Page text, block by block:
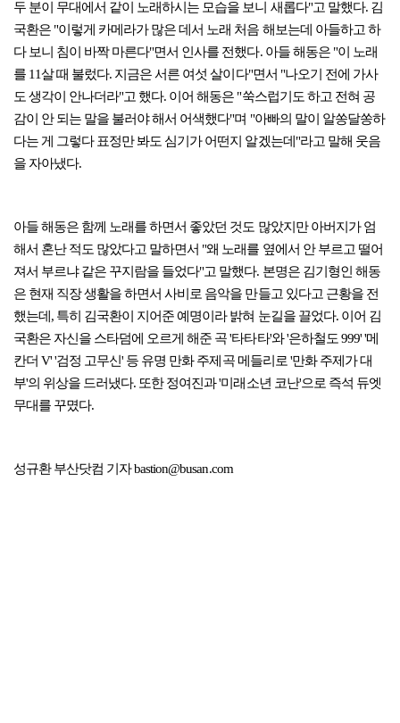
두 분이 무대에서 같이 노래하시는 모습을 보니 새롭다"고 말했다. 김
국환은 "이렇게 카메라가 많은 데서 노래 처음 해보는데 아들하고 하
다 보니 침이 바짝 마른다"면서 인사를 전했다. 아들 해동은 "이 노래
를 11살 때 불렀다. 지금은 서른 여섯 살이다"면서 "나오기 전에 가사
도 생각이 안나더라"고 했다. 이어 해동은 "쑥스럽기도 하고 전혀 공
감이 안 되는 말을 불러야 해서 어색했다"며 "아빠의 말이 알쏭달쏭하
다는 게 그렇다 표정만 봐도 심기가 어떤지 알겠는데"라고 말해 웃음
을 자아냈다.
아들 해동은 함께 노래를 하면서 좋았던 것도 많았지만 아버지가 엄
해서 혼난 적도 많았다고 말하면서 "왜 노래를 옆에서 안 부르고 떨어
져서 부르냐 같은 꾸지람을 들었다"고 말했다. 본명은 김기형인 해동
은 현재 직장 생활을 하면서 사비로 음악을 만들고 있다고 근황을 전
했는데, 특히 김국환이 지어준 예명이라 밝혀 눈길을 끌었다. 이어 김
국환은 자신을 스타덤에 오르게 해준 곡 '타타타'와 '은하철도 999' '메
칸더 V' '검정 고무신' 등 유명 만화 주제곡 메들리로 '만화 주제가 대
부'의 위상을 드러냈다. 또한 정여진과 '미래소년 코난'으로 즉석 듀엣
무대를 꾸몄다.
성규환 부산닷컴 기자 bastion@busan.com